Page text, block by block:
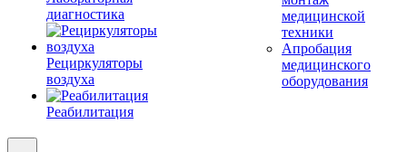
диагностика
Рециркуляторы
воздуха
Реабилитация
медицинской
техники
Апробация
медицинского
оборудования